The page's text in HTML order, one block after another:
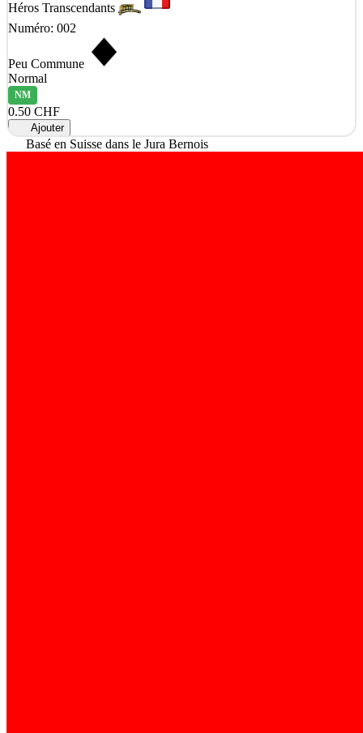
Héros Transcendants
Numéro: 002
Peu Commune
Normal
NM
0.50 CHF
Ajouter
Basé en Suisse dans le Jura Bernois